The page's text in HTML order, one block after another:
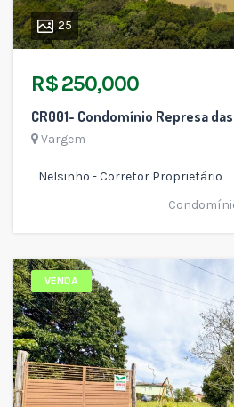
25
R$ 250,000
CR001- Condomínio Represa
Vargem
Nelsinho - Corretor Proprietário
VENDA